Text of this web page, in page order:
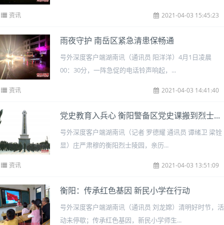
资讯 2021-04-03 15:45:23
雨夜守护 南岳区紧急清患保畅通
号外深度客户端湖南讯（通讯员 阳洋洋）4月1日凌晨
00：30分，一阵急促的电话铃声响起，...
资讯 2021-04-03 14:41:40
党史教育入兵心 衡阳警备区党史课搬到烈士...
号外深度客户端湖南讯（记者 罗德耀 通讯员 谭绪卫 梁铨
显）庄严肃穆的衡阳烈士陵园，亲历...
资讯 2021-04-03 13:51:09
衡阳：传承红色基因 新民小学在行动
号外深度客户端湖南讯（通讯员 刘龙嫦）清明好时节，活
动未停歇；传承红色基因，新民小学师生...